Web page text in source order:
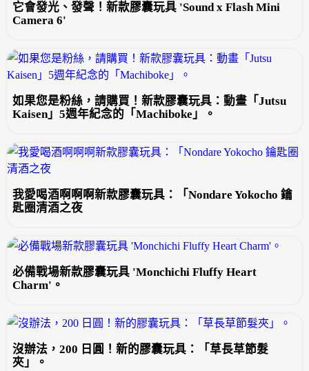
它會發光、發聲！新款膠囊玩具 'Sound x Flash Mini
Camera 6'
如果您是粉絲，請購買！新款膠囊玩具：動畫「Jutsu
Kaisen」5週年紀念的「Machiboke」。
我愛喝酒啊啊啊新款膠囊玩具：「Nondare Yokocho 鑰
匙圈清酒之夜
必備戰場新款膠囊玩具 'Monchichi Fluffy Heart
Charm'。
沒辦法，200 日圓！新的膠囊玩具：「草長草節髮
夾」。